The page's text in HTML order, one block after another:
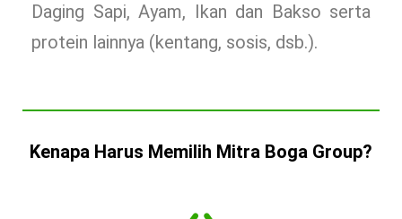
Daging Sapi, Ayam, Ikan dan Bakso serta
protein lainnya (kentang, sosis, dsb.).
Kenapa Harus Memilih Mitra Boga Group?